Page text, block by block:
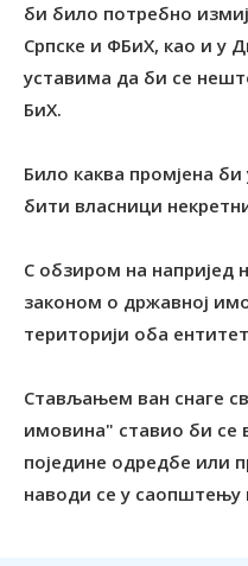
би било потребно
Српске и ФБиХ, као и у
уставима да би се
БиХ.
Било каква промјена
бити власници
С обзиром на напријед
законом о државној
територији оба
Стављањем ван снаге
имовина" ставио би се
поједине одредбе или
наводи се у саопштењу